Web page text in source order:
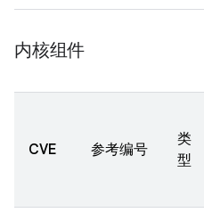
内核组件
CVE 参考编号
类
型